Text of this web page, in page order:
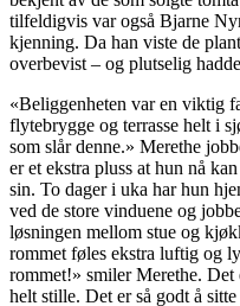
tilfeldigvis var også Bjarne
kjenning. Da han viste de
overbevist – og plutselig
«Beliggenheten var en viktig
flytebrygge og terrasse helt i
som slår denne.» Merethe
er et ekstra pluss at hun nå
sin. To dager i uka har hun
ved de store vinduene og
løsningen mellom stue og
rommet føles ekstra luftig og
rommet!» smiler Merethe.
helt stille. Det er så godt å